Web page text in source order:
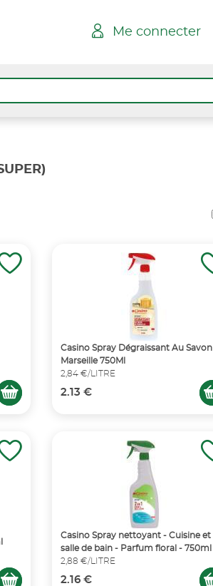
Me connecter
Casino Spray Dégraissant Au Savon
Marseille 750Ml
2,84 €/LITRE
2.13 €
Casino Spray nettoyant - Cuisine et
salle de bain - Parfum floral - 750ml
2,88 €/LITRE
2.16 €